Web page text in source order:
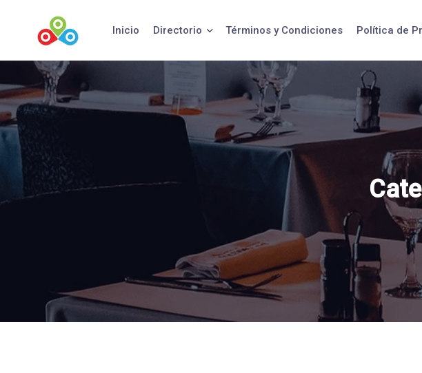
contenido
Inicio Directorio Términos y Condiciones Política de